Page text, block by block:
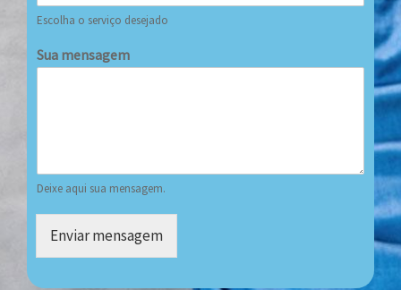
Escolha o serviço desejado
Sua mensagem
Deixe aqui sua mensagem.
Enviar mensagem